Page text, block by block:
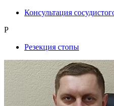
Консультация
Р
Резекция стопы